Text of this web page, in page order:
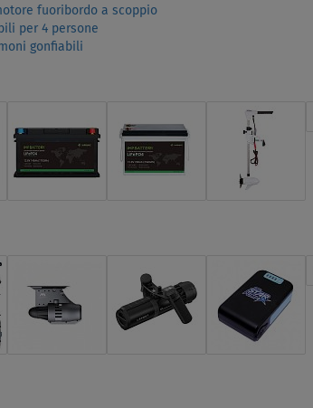
fuoribordo a scoppio
per 4 persone
gonfiabili